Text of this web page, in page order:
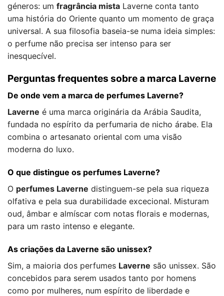
géneros: um fragrância mista Laverne conta tanto
uma história do Oriente quanto um momento de graça
universal. A sua filosofia baseia-se numa ideia simples:
o perfume não precisa ser intenso para ser
inesquecível.
Perguntas frequentes sobre a marca Laverne
De onde vem a marca de perfumes Laverne?
Laverne é uma marca originária da Arábia Saudita,
fundada no espírito da perfumaria de nicho árabe. Ela
combina o artesanato oriental com uma visão
moderna do luxo.
O que distingue os perfumes Laverne?
O perfumes Laverne distinguem-se pela sua riqueza
olfativa e pela sua durabilidade excecional. Misturam
oud, âmbar e almíscar com notas florais e modernas,
para um rasto intenso e elegante.
As criações da Laverne são unissex?
Sim, a maioria dos perfumes Laverne são unissex. São
concebidos para serem usados tanto por homens
como por mulheres, num espírito de liberdade e